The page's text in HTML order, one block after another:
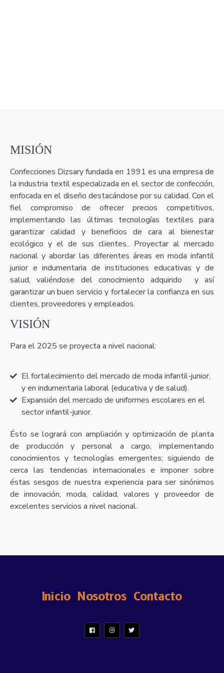
MISIÓN
Confecciones Dizsary fundada en 1991 es una empresa de
la industria textil especializada en el sector de confección,
enfocada en el diseño destacándose por su calidad. Con el
fiel compromiso de ofrecer precios competitivos,
implementando las últimas tecnologías textiles para
garantizar calidad y beneficios de cara al bienestar
ecológico y el de sus clientes.. Proyectar al mercado
nacional y abordar las diferentes áreas en moda infantil
junior e indumentaria de instituciones educativas y de
salud, valiéndose del conocimiento adquirido y así
garantizar un buen servicio y fortalecer la confianza en sus
clientes, proveedores y empleados.
VISIÓN
Para el 2025 se proyecta a nivel nacional:
El fortalecimiento del mercado de moda infantil-junior,
y en indumentaria laboral (educativa y de salud).
Expansión del mercado de uniformes escolares en el
sector infantil-junior.
Ésto se logrará con ampliación y optimización de planta
de producción y personal a cargo, implementando
conocimientos y tecnologías emergentes; siguiendo de
cerca las tendencias internacionales e imponer sobre
éstas sesgos de nuestra experiencia para ser sinónimos
de innovación, moda, calidad, valores y proveedor de
excelentes servicios a nivel nacional.
Inicio Nosotros Contacto